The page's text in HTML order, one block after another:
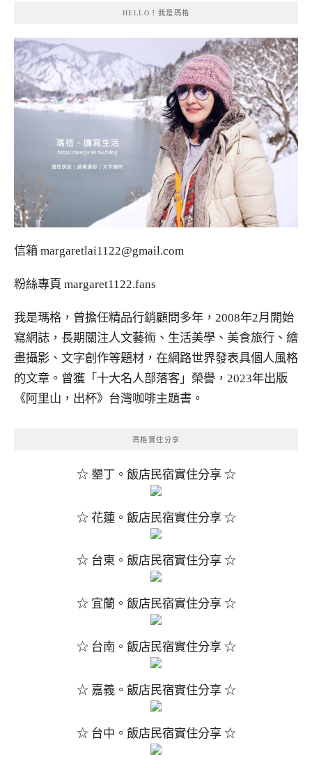
HELLO！我是瑪格
信箱 margaretlai1122@gmail.com
粉絲專頁 margaret1122.fans
我是瑪格，曾擔任精品行銷顧問多年，2008年2月開始
寫網誌，長期關注人文藝術、生活美學、美食旅行、繪
畫攝影、文字創作等題材，在網路世界發表具個人風格
的文章。曾獲「十大名人部落客」榮譽，2023年出版
《阿里山，出杯》台灣咖啡主題書。
瑪格實住分享
☆ 墾丁。飯店民宿實住分享 ☆
☆ 花蓮。飯店民宿實住分享 ☆
☆ 台東。飯店民宿實住分享 ☆
☆ 宜蘭。飯店民宿實住分享 ☆
☆ 台南。飯店民宿實住分享 ☆
☆ 嘉義。飯店民宿實住分享 ☆
☆ 台中。飯店民宿實住分享 ☆